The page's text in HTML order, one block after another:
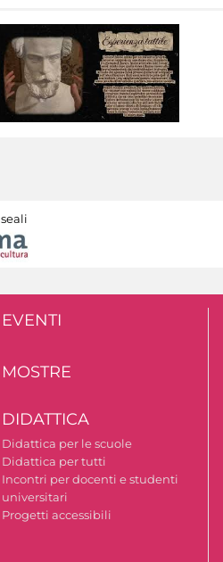
EVENTI
MOSTRE
DIDATTICA
Didattica per le scuole
Didattica per tutti
Incontri per docenti e studenti
universitari
Progetti accessibili